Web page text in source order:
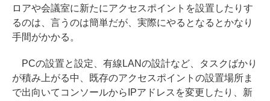
ロアや会議室に新たにアクセスポイントを設置したりす
るのは、言うのは簡単だが、実際にやるとなるとかなり
手間がかかる。
PCの設置と設定、有線LANの設計など、タスクばかり
が積み上がる中、既存のアクセスポイントの設置場所ま
で出向いてコンソールからIPアドレスを変更したり、新